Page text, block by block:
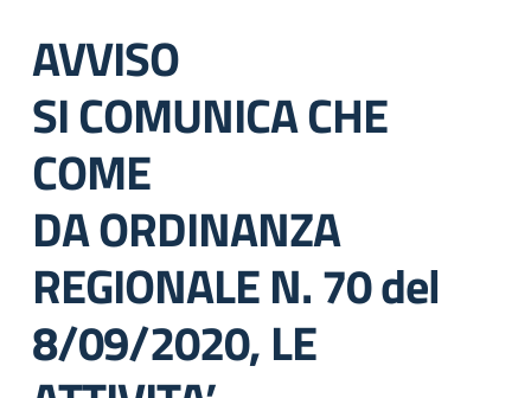
AVVISO
SI COMUNICA CHE
COME
DA ORDINANZA
REGIONALE N. 70 del
8/09/2020, LE